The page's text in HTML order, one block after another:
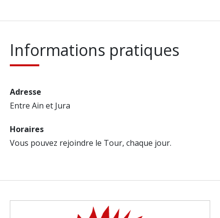
Informations pratiques
Adresse
Entre Ain et Jura
Horaires
Vous pouvez rejoindre le Tour, chaque jour.